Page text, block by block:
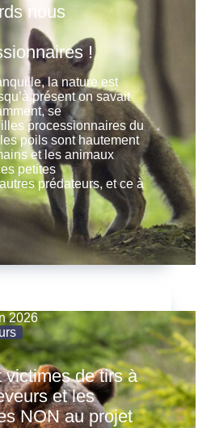
nous
!
la nature est
présent on savait
se
processionnaires du
poils sont hautement
et les animaux
petites
prédateurs, et ce à
2026
victimes de tirs à
et les
NON au projet